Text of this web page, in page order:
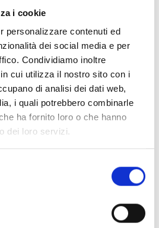
i cookie
personalizzare contenuti ed
dei social media e per
Condividiamo inoltre
cui utilizza il nostro sito con i
di analisi dei dati web,
i quali potrebbero combinarle
ha fornito loro o che hanno
dei loro servizi.
è stata un'occasione
con una ONG internazionale
La loro “cassetta degli attrezzi” è
e alcune di loro hanno notevoli
di COOPI; il debriefing con le
ha permesso di apprezzare la